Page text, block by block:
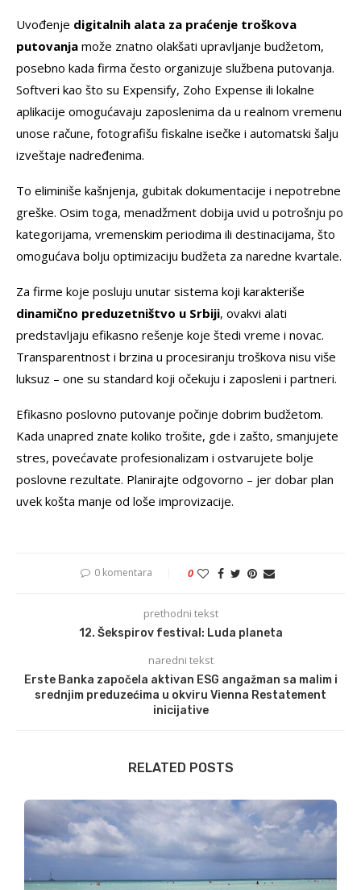
Uvođenje digitalnih alata za praćenje troškova
putovanja može znatno olakšati upravljanje budžetom,
posebno kada firma često organizuje službena putovanja.
Softveri kao što su Expensify, Zoho Expense ili lokalne
aplikacije omogućavaju zaposlenima da u realnom vremenu
unose račune, fotografišu fiskalne isečke i automatski šalju
izveštaje nadređenima.
To eliminiše kašnjenja, gubitak dokumentacije i nepotrebne
greške. Osim toga, menadžment dobija uvid u potrošnju po
kategorijama, vremenskim periodima ili destinacijama, što
omogućava bolju optimizaciju budžeta za naredne kvartale.
Za firme koje posluju unutar sistema koji karakteriše
dinamično preduzetništvo u Srbiji, ovakvi alati
predstavljaju efikasno rešenje koje štedi vreme i novac.
Transparentnost i brzina u procesiranju troškova nisu više
luksuz – one su standard koji očekuju i zaposleni i partneri.
Efikasno poslovno putovanje počinje dobrim budžetom.
Kada unapred znate koliko trošite, gde i zašto, smanjujete
stres, povećavate profesionalizam i ostvarujete bolje
poslovne rezultate. Planirajte odgovorno – jer dobar plan
uvek košta manje od loše improvizacije.
0 komentara 0
prethodni tekst
12. Šekspirov festival: Luda planeta
naredni tekst
Erste Banka započela aktivan ESG angažman sa malim i
srednjim preduzećima u okviru Vienna Restatement
inicijative
RELATED POSTS